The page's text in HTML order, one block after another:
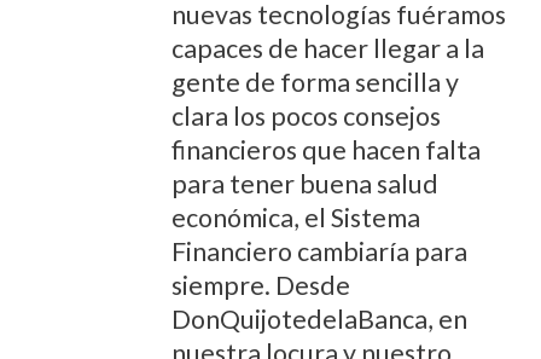
nuevas tecnologías fuéramos
capaces de hacer llegar a la
gente de forma sencilla y
clara los pocos consejos
financieros que hacen falta
para tener buena salud
económica, el Sistema
Financiero cambiaría para
siempre. Desde
DonQuijotedelaBanca, en
nuestra locura y nuestro